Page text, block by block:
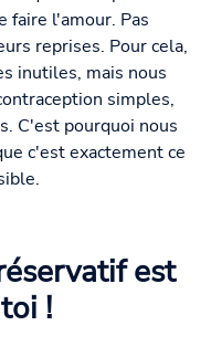
faire l'amour. Pas
reprises. Pour cela,
inutiles, mais nous
simples,
C'est pourquoi nous
c'est exactement ce
est
!